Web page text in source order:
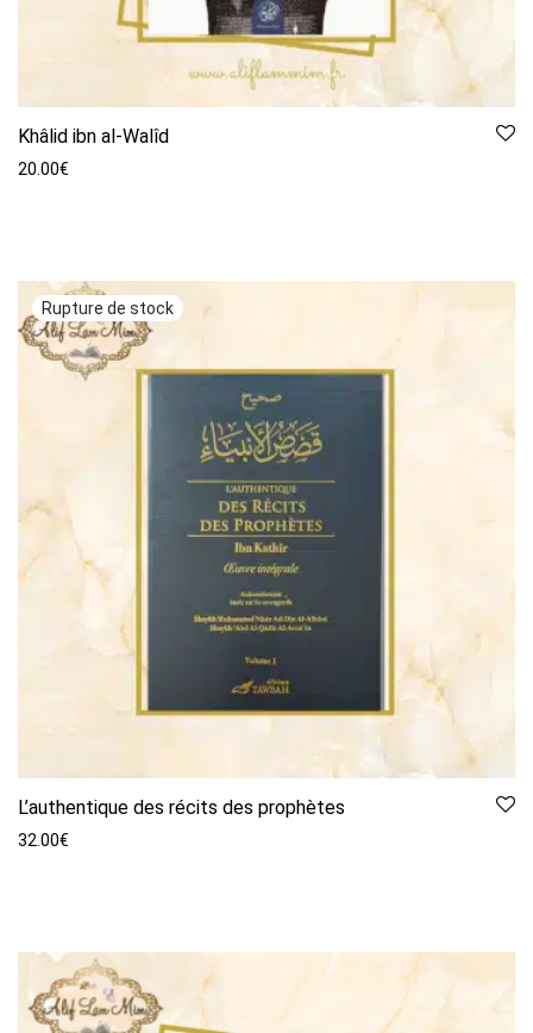
Khâlid ibn al-Walîd
20.00€
L’authentique des récits des prophètes
32.00€